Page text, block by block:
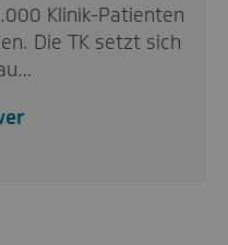
Klinik-Patienten
Die TK setzt sich